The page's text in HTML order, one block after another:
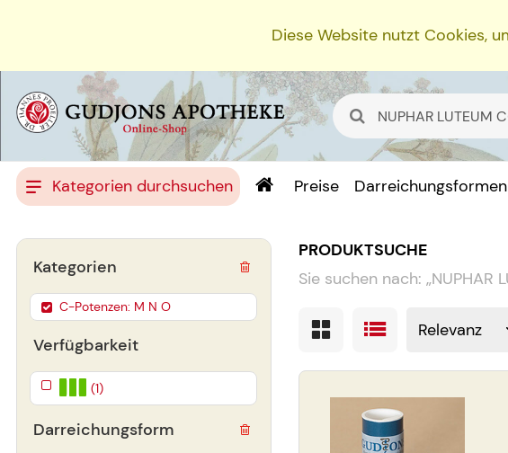
Diese Website nutzt Cookies,
Kategorien durchsuchen Preise Darreichungsformen
PRODUKTSUCHE
Sie suchen nach: „NUPHAR
Verfügbarkeit
(1)
Darreichungsform
Kategorien
C-Potenzen: M N O